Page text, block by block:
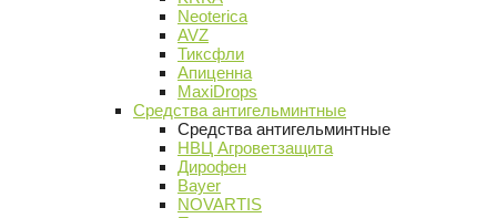
Neoterica
AVZ
Тиксфли
Апиценна
MaxiDrops
Средства антигельминтные
Средства антигельминтные
НВЦ Агроветзащита
Дирофен
Bayer
NOVARTIS